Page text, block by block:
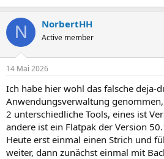
N NorbertHH
Active member
14 Mai 2026
Ich habe hier wohl das falsche deja-
Anwendungsverwaltung
2 unterschiedliche Tools, eines ist
andere ist ein Flatpak der Version
Heute erst einmal einen Strich und
weiter, dann zunächst einmal mit